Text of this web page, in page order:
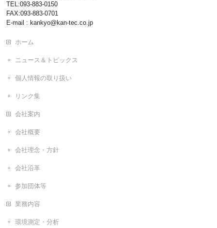
TEL:093-883-0150
FAX:093-883-0701
E-mail : kankyo@kan-tec.co.jp
ホーム
ニュース＆トピックス
個人情報の取り扱い
リンク集
会社案内
会社概要
会社理念・方針
会社沿革
参加団体等
業務内容
環境測定・分析